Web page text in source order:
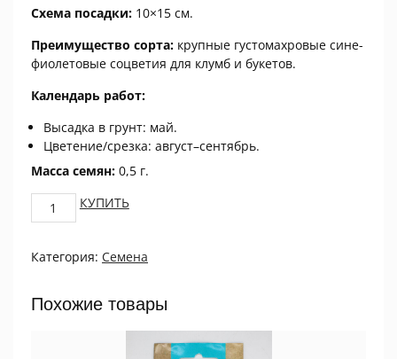
Схема посадки: 10×15 см.
Преимущество сорта: крупные густомахровые сине-
фиолетовые соцветия для клумб и букетов.
Календарь работ:
Высадка в грунт: май.
Цветение/срезка: август–сентябрь.
Масса семян: 0,5 г.
Астра
Гигантские
синяя
г
quantity
КУПИТЬ
Категория: Семена
Похожие товары